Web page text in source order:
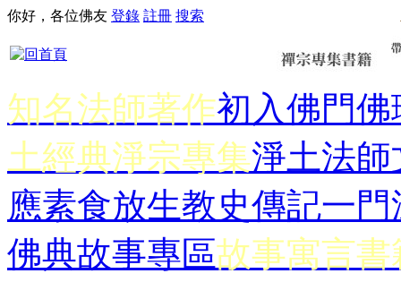
你好，各位佛友 登錄 註冊 搜索
知名法師著作初入佛門佛
土經典淨宗專集淨土法師
應素食放生教史傳記一門
佛典故事專區故事寓言書